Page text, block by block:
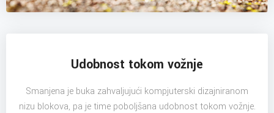
Udobnost tokom vožnje
Smanjena je buka zahvaljujući kompjuterski dizajniranom
nizu blokova, pa je time poboljšana udobnost tokom vožnje.